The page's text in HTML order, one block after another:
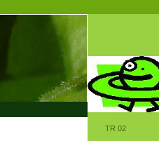
TR 02